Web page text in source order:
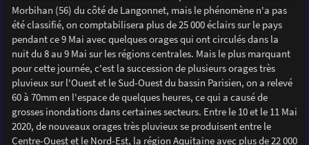
Morbihan (56) du côté de Langonnet, mais le phénomène n'a pas
été classifié, on comptabilisera plus de 25 000 éclairs sur le pays
pendant ce 9 Mai avec quelques orages qui ont circulés dans la
nuit du 8 au 9 Mai sur les régions centrales. Mais le plus marquant
pour cette journée, c'est la succession de plusieurs orages très
pluvieux sur l'Ouest et le Sud-Ouest du bassin Parisien, on a relevé
60 à 70mm en l'espace de quelques heures, ce qui a causé de
grosses inondations dans certaines secteurs. Entre le 10 et le 11 Mai
2020, de nouveaux orages très pluvieux se produisent entre le
Centre-Ouest et le Nord-Est, la région Aquitaine avec plus de 22 000